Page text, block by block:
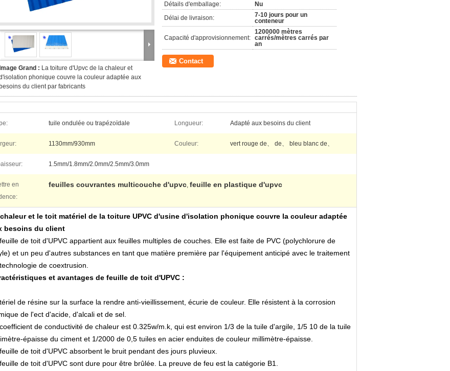
Image Grand : La toiture d'Upvc de la chaleur et
phonique couvre la couleur adaptée aux
besoins du client par fabricants
Détails d'emballage:
Nu
Délai de livraison:
7-10 jours pour un
conteneur
Capacité d'approvisionnement:
1200000 mètres
carrés/mètres carrés par
an
Contact
tuile ondulée ou trapézoïdale Longueur: Adapté aux besoins du client
1130mm/930mm Couleur: vert rouge de、 de、 bleu blanc de、
1.5mm/1.8mm/2.0mm/2.5mm/3.0mm
en
feuilles couvrantes multicouche d'upvc, feuille en plastique d'upvc
et le toit matériel de la toiture UPVC d'usine d'isolation phonique couvre la couleur adaptée
besoins du client
de toit d'UPVC appartient aux feuilles multiples de couches. Elle est faite de PVC (polychlorure de
et un peu d'autres substances en tant que matière première par l'équipement anticipé avec le traitement
de coextrusion.
et avantages de feuille de toit d'UPVC :
de résine sur la surface la rendre anti-vieillissement, écurie de couleur. Elle résistent à la corrosion
de l'ect d'acide, d'alcali et de sel.
de conductivité de chaleur est 0.325w/m.k, qui est environ 1/3 de la tuile d'argile, 1/5 10 de la tuile
épaisse du ciment et 1/2000 de 0,5 tuiles en acier enduites de couleur millimètre-épaisse.
de toit d'UPVC absorbent le bruit pendant des jours pluvieux.
de toit d'UPVC sont dure pour être brûlée. La preuve de feu est la catégorie B1.